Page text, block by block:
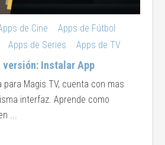
de Cine
Apps de Fútbol
Apps de Series Apps de TV
versión: Instalar App
para Magis TV, cuenta con mas
interfaz. Aprende como
...